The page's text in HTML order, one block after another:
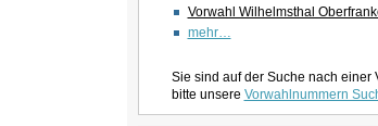
Vorwahl Wilhelmsthal
mehr…
Sie sind auf der Suche nach einer
bitte unsere Vorwahlnummern